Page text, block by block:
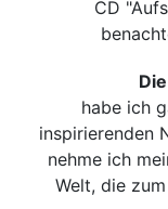
CD
habe ich
inspirierenden
nehme ich
Welt, die